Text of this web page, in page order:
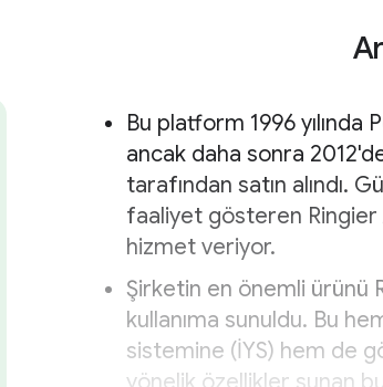
Bu platform 1996
ancak daha sonra
tarafından satın alındı.
faaliyet gösteren Ringier
hizmet veriyor.
Şirketin en önemli ürünü
kullanıma sunuldu. Bu
sistemine (İYS) hem de